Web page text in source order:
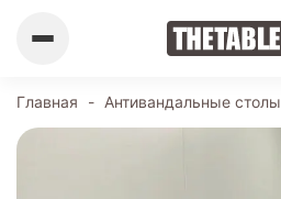
Главная - Антивандальные столы